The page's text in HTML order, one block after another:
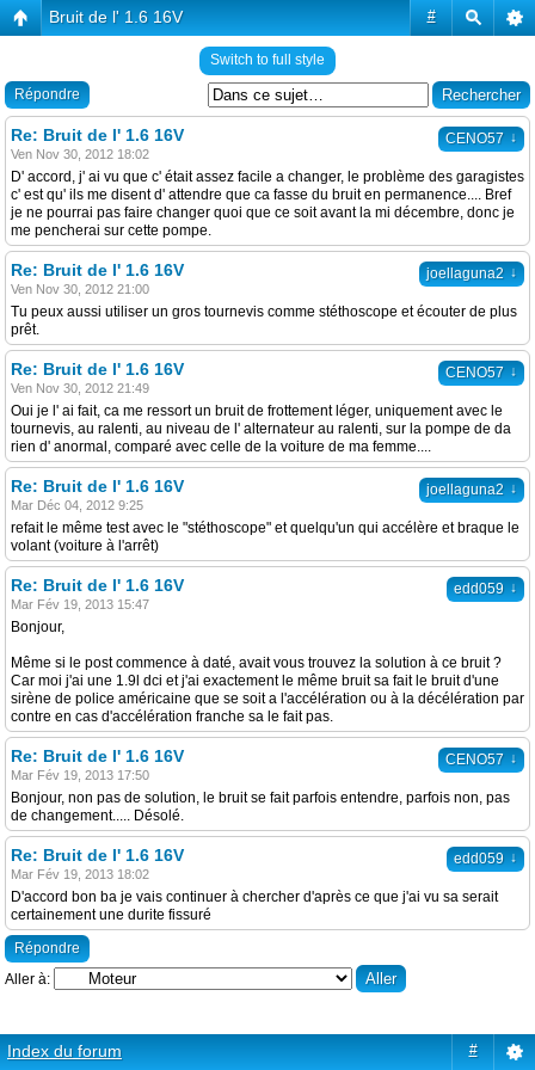
#
Bruit de l' 1.6 16V
Switch to full style
Répondre
CENO57 ↓
Re: Bruit de l' 1.6 16V
Ven Nov 30, 2012 18:02
D' accord, j' ai vu que c' était assez facile a changer, le problème des garagistes
c' est qu' ils me disent d' attendre que ca fasse du bruit en permanence.... Bref
je ne pourrai pas faire changer quoi que ce soit avant la mi décembre, donc je
me pencherai sur cette pompe.
joellaguna2 ↓
Re: Bruit de l' 1.6 16V
Ven Nov 30, 2012 21:00
Tu peux aussi utiliser un gros tournevis comme stéthoscope et écouter de plus
prêt.
CENO57 ↓
Re: Bruit de l' 1.6 16V
Ven Nov 30, 2012 21:49
Oui je l' ai fait, ca me ressort un bruit de frottement léger, uniquement avec le
tournevis, au ralenti, au niveau de l' alternateur au ralenti, sur la pompe de da
rien d' anormal, comparé avec celle de la voiture de ma femme....
joellaguna2 ↓
Re: Bruit de l' 1.6 16V
Mar Déc 04, 2012 9:25
refait le même test avec le "stéthoscope" et quelqu'un qui accélère et braque le
volant (voiture à l'arrêt)
edd059 ↓
Re: Bruit de l' 1.6 16V
Mar Fév 19, 2013 15:47
Bonjour,
Même si le post commence à daté, avait vous trouvez la solution à ce bruit ?
Car moi j'ai une 1.9l dci et j'ai exactement le même bruit sa fait le bruit d'une
sirène de police américaine que se soit a l'accélération ou à la décélération par
contre en cas d'accélération franche sa le fait pas.
CENO57 ↓
Re: Bruit de l' 1.6 16V
Mar Fév 19, 2013 17:50
Bonjour, non pas de solution, le bruit se fait parfois entendre, parfois non, pas
de changement..... Désolé.
edd059 ↓
Re: Bruit de l' 1.6 16V
Mar Fév 19, 2013 18:02
D'accord bon ba je vais continuer à chercher d'après ce que j'ai vu sa serait
certainement une durite fissuré
Répondre
Aller à:
Index du forum #